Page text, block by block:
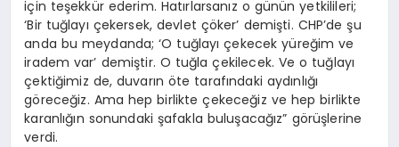
için teşekkür ederim. Hatırlarsanız o günün yetkilileri;
‘Bir tuğlayı çekersek, devlet çöker’ demişti. CHP’de şu
anda bu meydanda; ‘O tuğlayı çekecek yüreğim ve
iradem var’ demiştir. O tuğla çekilecek. Ve o tuğlayı
çektiğimiz de, duvarın öte tarafındaki aydınlığı
göreceğiz. Ama hep birlikte çekeceğiz ve hep birlikte
karanlığın sonundaki şafakla buluşacağız” görüşlerine
verdi.